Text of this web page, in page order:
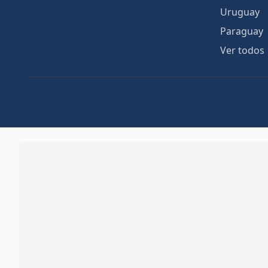
Uruguay
Paraguay
Ver todos